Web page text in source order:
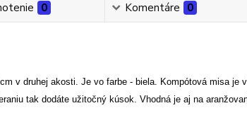
0 Komentáre 0
v druhej akosti. Je vo farbe - biela. Kompótová misa je
tak dodáte užitočný kúsok. Vhodná je aj na